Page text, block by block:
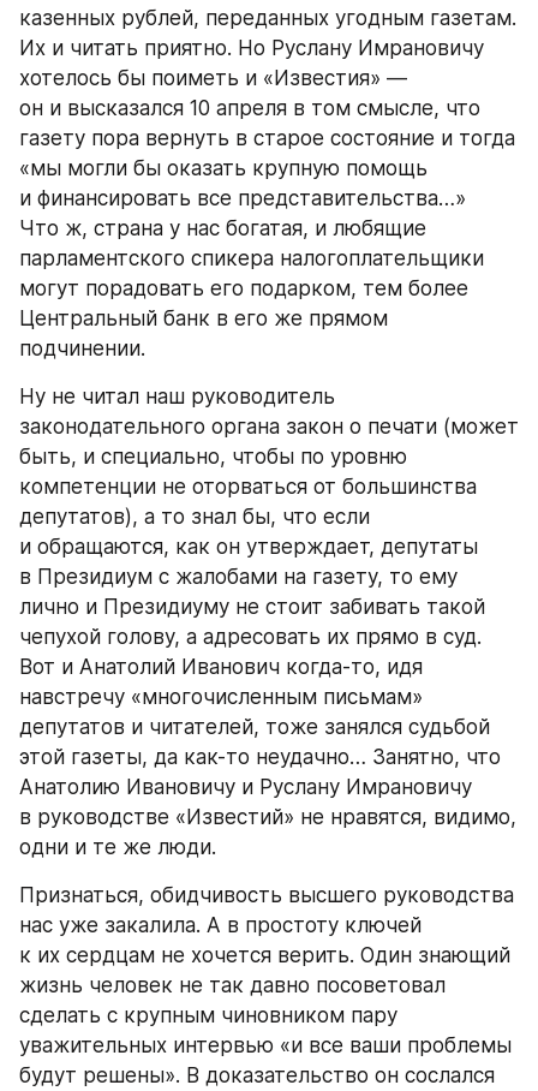
казенных рублей, переданных угодным газетам.
Их и читать приятно. Но Руслану Имрановичу
хотелось бы поиметь и «Известия» —
он и высказался 10 апреля в том смысле, что
газету пора вернуть в старое состояние и тогда
«мы могли бы оказать крупную помощь
и финансировать все представительства…»
Что ж, страна у нас богатая, и любящие
парламентского спикера налогоплательщики
могут порадовать его подарком, тем более
Центральный банк в его же прямом
подчинении.
Ну не читал наш руководитель
законодательного органа закон о печати (может
быть, и специально, чтобы по уровню
компетенции не оторваться от большинства
депутатов), а то знал бы, что если
и обращаются, как он утверждает, депутаты
в Президиум с жалобами на газету, то ему
лично и Президиуму не стоит забивать такой
чепухой голову, а адресовать их прямо в суд.
Вот и Анатолий Иванович когда-то, идя
навстречу «многочисленным письмам»
депутатов и читателей, тоже занялся судьбой
этой газеты, да как-то неудачно… Занятно, что
Анатолию Ивановичу и Руслану Имрановичу
в руководстве «Известий» не нравятся, видимо,
одни и те же люди.
Признаться, обидчивость высшего руководства
нас уже закалила. А в простоту ключей
к их сердцам не хочется верить. Один знающий
жизнь человек не так давно посоветовал
сделать с крупным чиновником пару
уважительных интервью «и все ваши проблемы
будут решены». В доказательство он сослался